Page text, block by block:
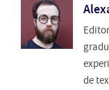
de